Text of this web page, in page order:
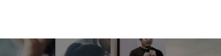
ト
ト
紙、